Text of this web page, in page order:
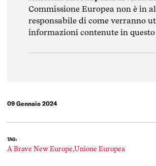
Commissione Europea non è in
responsabile di come verranno
informazioni contenute in
09 Gennaio 2024
TAG:
A Brave New Europe,Unione Europea